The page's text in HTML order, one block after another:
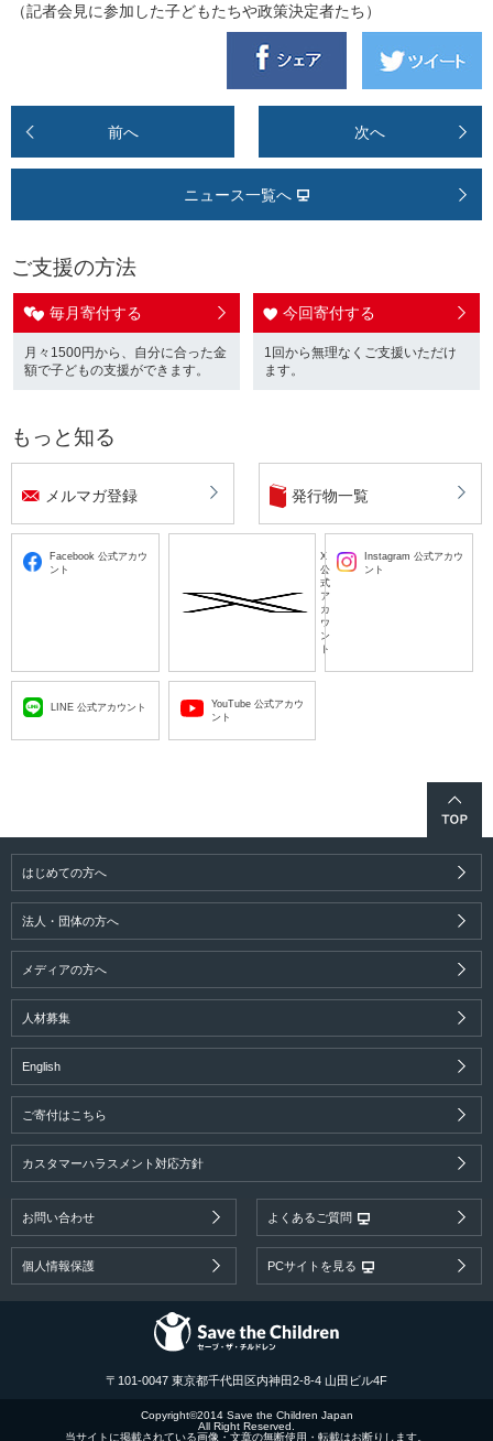
（記者会見に参加した子どもたちや政策決定者たち）
前へ 次へ
ニュース一覧へ
ご支援の方法
毎月寄付する
月々1500円から、自分に合った金
額で子どもの支援ができます。
今回寄付する
1回から無理なくご支援いただけ
ます。
もっと知る
メルマガ登録 発行物一覧
Facebook 公式アカウ
ント
X
公
式
ア
カ
ウ
ン
ト
Instagram 公式アカウ
ント
LINE 公式アカウント
YouTube 公式アカウ
ント
はじめての方へ
法人・団体の方へ
メディアの方へ
人材募集
English
ご寄付はこちら
カスタマーハラスメント対応方針
お問い合わせ よくあるご質問
個人情報保護 PCサイトを見る
〒101-0047 東京都千代田区内神田2-8-4 山田ビル4F
Copyright©2014 Save the Children Japan
All Right Reserved.
当サイトに掲載されている画像・文章の無断使用・転載はお断りします。